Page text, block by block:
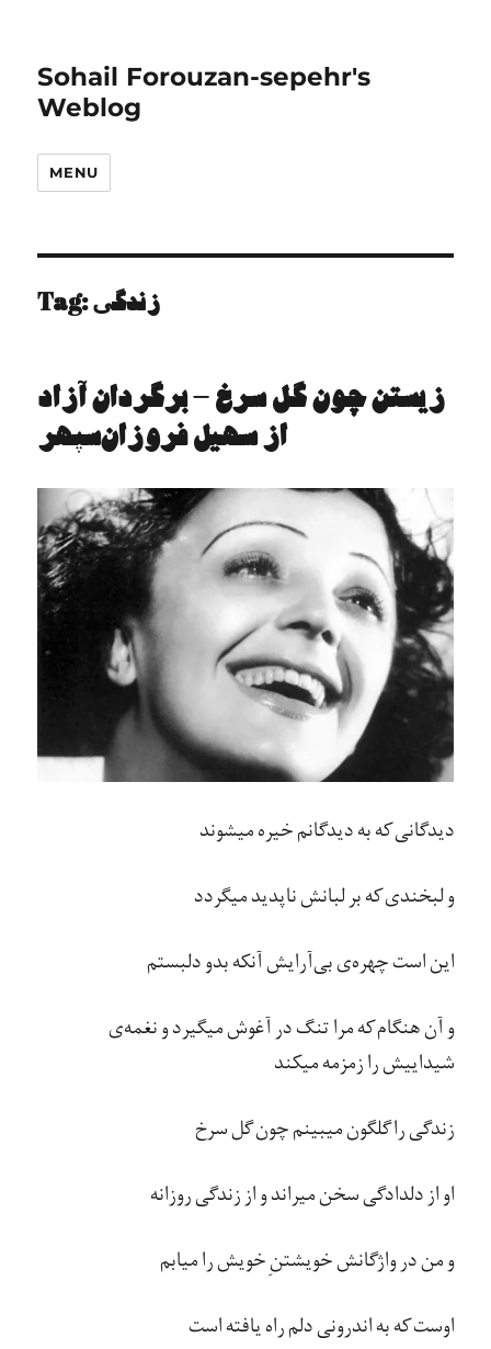
Sohail Forouzan-sepehr's
Weblog
MENU
Tag:زندگی
زﻳستن چون گل سرخ – ﺑرﮔردان آزاد
از ﺳﻬﻴل ﻓروزان‌ﺳﭙﻬر
دیدگانی که به دیدگانم خیره میشوند
و لبخندی که بر لبانش ناپدید میگردد
این است چهره‌ی بی​‌آرایش آنکه بدو دلبستم
و آن هنگام که مرا تنگ در آغوش میگیرد و نغمه​‌ی
شیداییش را زمزمه میکند
زندگی را گلگون میبینم چون گل سرخ
او از دلدادگی سخن میراند و از زندگی روزانه
و من در واژگانش خویشتنِ خویش را میابم
اوست که به اندرونی دلم راه یافته است